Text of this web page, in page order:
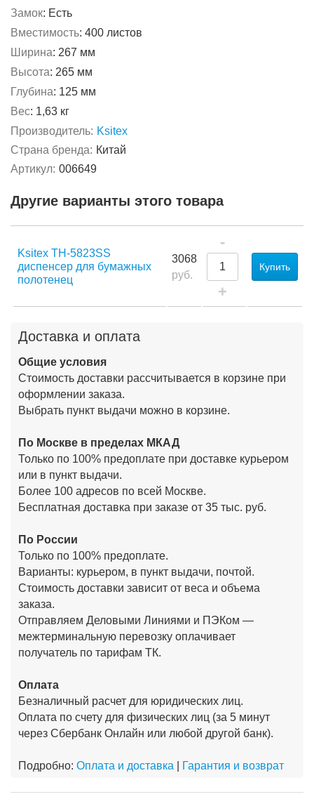
Замок: Есть
Вместимость: 400 листов
Ширина: 267 мм
Высота: 265 мм
Глубина: 125 мм
Вес: 1,63 кг
Производитель: Ksitex
Страна бренда: Китай
Артикул: 006649
Другие варианты этого товара
Ksitex TН-5823SS
диспенсер для бумажных
полотенец
3068
руб.
-
+
Купить
Доставка и оплата
Общие условия
Стоимость доставки рассчитывается в корзине при
оформлении заказа.
Выбрать пункт выдачи можно в корзине.
По Москве в пределах МКАД
Только по 100% предоплате при доставке курьером
или в пункт выдачи.
Более 100 адресов по всей Москве.
Бесплатная доставка при заказе от 35 тыс. руб.
По России
Только по 100% предоплате.
Варианты: курьером, в пункт выдачи, почтой.
Стоимость доставки зависит от веса и объема
заказа.
Отправляем Деловыми Линиями и ПЭКом —
межтерминальную перевозку оплачивает
получатель по тарифам ТК.
Оплата
Безналичный расчет для юридических лиц.
Оплата по счету для физических лиц (за 5 минут
через Сбербанк Онлайн или любой другой банк).
Подробно: Оплата и доставка Гарантия и возврат